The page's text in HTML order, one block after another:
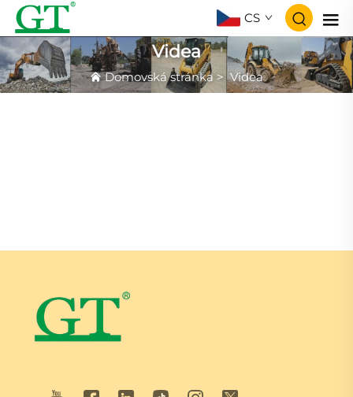
CS
Videa
Domovská stránka>Videa